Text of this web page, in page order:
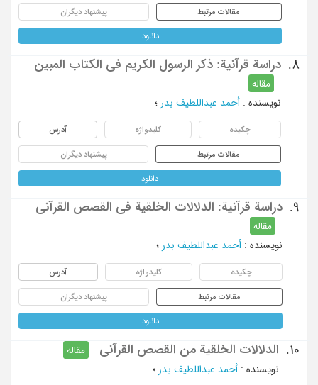
مقالات مرتبط پیشنهاد دیگران
دانلود
8. دراسة قرآنیة: ذکر الرسول الکریم فی الکتاب المبین
مقاله
نویسنده : أحمد عبداللطیف بدر ؛
چکیده کلیدواژه آدرس
مقالات مرتبط پیشنهاد دیگران
دانلود
9. دراسة قرآنیة: الدلالات الخلقیة فی القصص القرآنی
مقاله
نویسنده : أحمد عبداللطیف بدر ؛
چکیده کلیدواژه آدرس
مقالات مرتبط پیشنهاد دیگران
دانلود
10. الدلالات الخلقیة من القصص القرآنی
مقاله
نویسنده : أحمد عبداللطیف بدر ؛